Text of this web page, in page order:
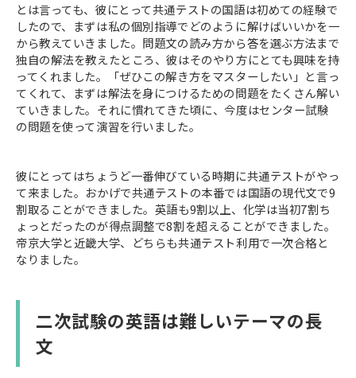
とは言っても、彼にとって共通テストの国語は初めての経験で
したので、まずは私の個別指導でどのように解けばいいかを一
から教えていきました。問題文の読み方から答を選ぶ方法まで
独自の解法を教えたところ、彼はそのやり方にとても興味を持
ってくれました。「ぜひこの解き方をマスターしたい」と言っ
てくれて、まずは解法を身につけるための問題をたくさん解い
ていきました。それに慣れてきた頃に、今度はセンター試験
の問題を使って演習を行いました。
彼にとってはちょうど一番伸びている時期に共通テストがやっ
て来ました。おかげで共通テストの本番では国語の現代文で9
割取ることができました。英語も9割以上、化学は当初7割ち
ょっとだったのが得点調整で8割を超えることができました。
帝京大学と近畿大学、どちらも共通テスト利用で一次合格と
なりました。
二次試験の英語は難しいテーマの長
文